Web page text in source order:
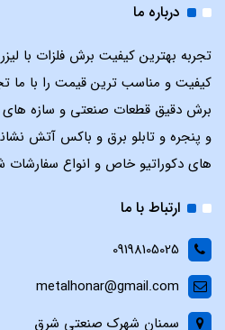
درباره ما
تجربه بهترین کیفیت برش فلزات با
کیفیت و مناسب ترین قیمت را با ما
برش دقیق قطعات صنعتی و سازه های
و پنجره و تابلو برق و باکس آتش
های دکوراتیو خاص و انواع سفارشات
ارتباط با ما
09198105025
metalhonar@gmail.com
سمنان شهرک صنعتی شرق